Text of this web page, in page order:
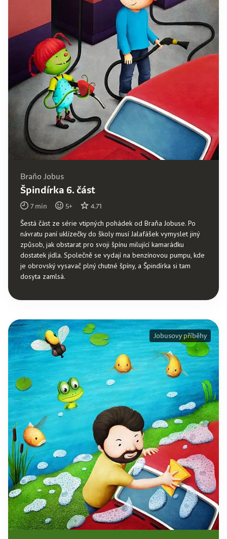
Braňo Jobus
Špindírka 6. část
7min 5+ 4.71
Šestá část ze série vtipných pohádek od Braňa Jobuse. Po
návratu paní uklízečky do školy musí Jalafášek vymyslet jiný
způsob, jak obstarat pro svoji špínu milující kamarádku
dostatek jídla. Společně se vydají na benzínovou pumpu, kde
je obrovský vysavač plný chutné špíny, a Špindírka si tam
dosyta zamlsá.
Jobusovy příběhy